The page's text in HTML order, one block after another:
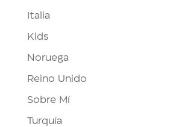
Italia
Kids
Noruega
Reino Unido
Sobre Mí
Turquía